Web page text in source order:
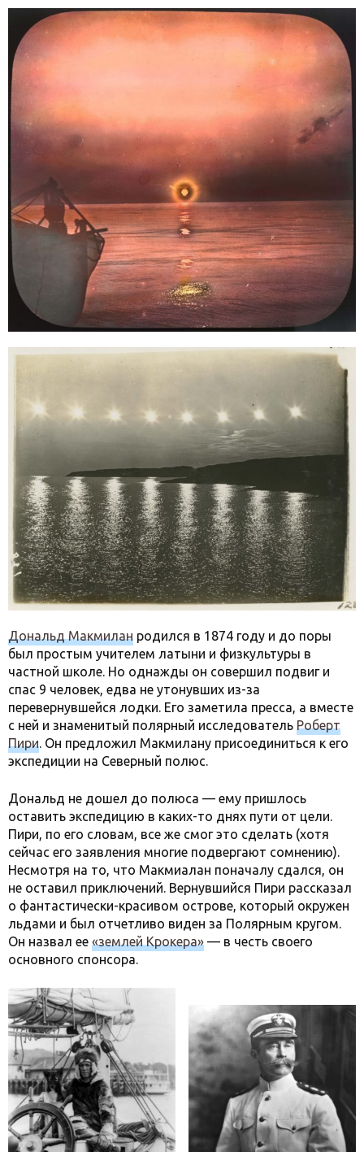
Дональд Макмилан родился в 1874 году и до поры
был простым учителем латыни и физкультуры в
частной школе. Но однажды он совершил подвиг и
спас 9 человек, едва не утонувших из-за
перевернувшейся лодки. Его заметила пресса, а вместе
с ней и знаменитый полярный исследователь Роберт
Пири. Он предложил Макмилану присоединиться к его
экспедиции на Северный полюс.
Дональд не дошел до полюса — ему пришлось
оставить экспедицию в каких-то днях пути от цели.
Пири, по его словам, все же смог это сделать (хотя
сейчас его заявления многие подвергают сомнению).
Несмотря на то, что Макмиалан поначалу сдался, он
не оставил приключений. Вернувшийся Пири рассказал
о фантастически-красивом острове, который окружен
льдами и был отчетливо виден за Полярным кругом.
Он назвал ее «землей Крокера» — в честь своего
основного спонсора.